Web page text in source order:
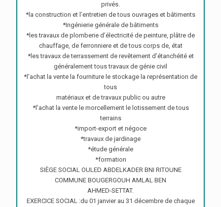
privés.
*la construction et l’entretien de tous ouvrages et bâtiments
*Ingénierie générale de bâtiments
*les travaux de plomberie d’électricité de peinture, plâtre de
chauffage, de ferronniere et de tous corps de, état
*les travaux de terrassement de revêtement d’étanchéité et
généralement tous travaux de génie civil
*l’achat la vente la fourniture le stockage la représentation de
tous
matériaux et de travaux public ou autre
*l’achat la vente le morcellement le lotissement de tous
terrains
*import-export et négoce
*travaux de jardinage
*étude générale
*formation
SIÈGE SOCIAL OULED ABDELKADER BNI RITOUNE
COMMUNE BOUGERGOUH AMLAL BEN
AHMED-SETTAT.
EXERCICE SOCIAL :du 01 janvier au 31 décembre de chaque